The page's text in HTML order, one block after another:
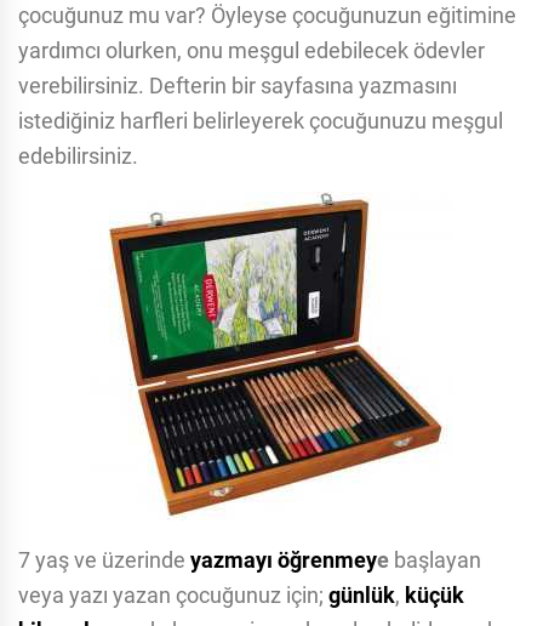
çocuğunuz mu var? Öyleyse çocuğunuzun eğitimine
yardımcı olurken, onu meşgul edebilecek ödevler
verebilirsiniz. Defterin bir sayfasına yazmasını
istediğiniz harfleri belirleyerek çocuğunuzu meşgul
edebilirsiniz.
7 yaş ve üzerinde yazmayı öğrenmeye başlayan
veya yazı yazan çocuğunuz için; günlük, küçük